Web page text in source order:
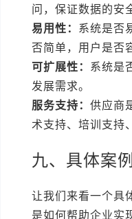
问，保证数据的安
易用性： 系统是否
否简单，用户是否
可扩展性： 系统是
发展需求。
服务支持：供应商
术支持、培训支持
九、具体案
让我们来看一个具
是如何帮助企业实